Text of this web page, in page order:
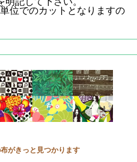
位でのカットとなりますの
がきっと見つかります